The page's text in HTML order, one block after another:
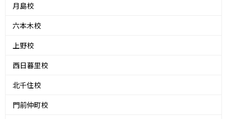
月島校
六本木校
上野校
西日暮里校
北千住校
門前仲町校